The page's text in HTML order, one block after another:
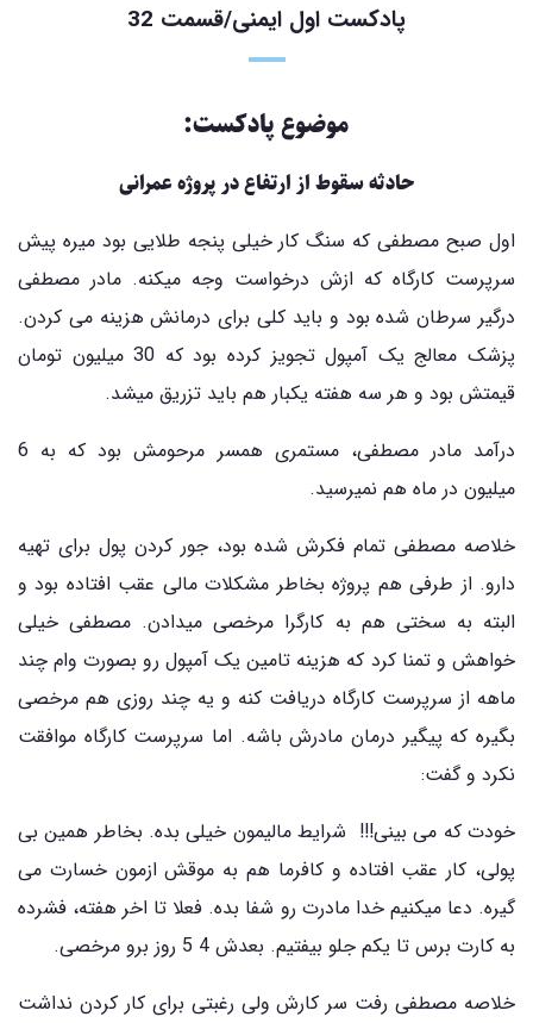
پادکست اول ایمنی/قسمت 32
موضوع پادکست:
حادثه سقوط از ارتفاع در پروژه عمرانی
اول صبح مصطفی که سنگ کار خیلی پنجه طلایی بود میره پیش
سرپرست کارگاه که ازش درخواست وجه میکنه. مادر مصطفی
درگیر سرطان شده بود و باید کلی برای درمانش هزینه می کردن.
پزشک معالج یک آمپول تجویز کرده بود که 30 میلیون تومان
قیمتش بود و هر سه هفته یکبار هم باید تزریق میشد.
درآمد مادر مصطفی، مستمری همسر مرحومش بود که به 6
میلیون در ماه هم نمیرسید.
خلاصه مصطفی تمام فکرش شده بود، جور کردن پول برای تهیه
دارو. از طرفی هم پروژه بخاطر مشکلات مالی عقب افتاده بود و
البته به سختی هم به کارگرا مرخصی میدادن. مصطفی خیلی
خواهش و تمنا کرد که هزینه تامین یک آمپول رو بصورت وام چند
ماهه از سرپرست کارگاه دریافت کنه و یه چند روزی هم مرخصی
بگیره که پیگیر درمان مادرش باشه. اما سرپرست کارگاه موافقت
نکرد و گفت:
خودت که می بینی!!! شرایط مالیمون خیلی بده. بخاطر همین بی
پولی، کار عقب افتاده و کافرما هم به موقش ازمون خسارت می
گیره. دعا میکنیم خدا مادرت رو شفا بده. فعلا تا اخر هفته، فشرده
به کارت برس تا یکم جلو بیفتیم. بعدش 4 5 روز برو مرخصی.
خلاصه مصطفی رفت سر کارش ولی رغبتی برای کار کردن نداشت